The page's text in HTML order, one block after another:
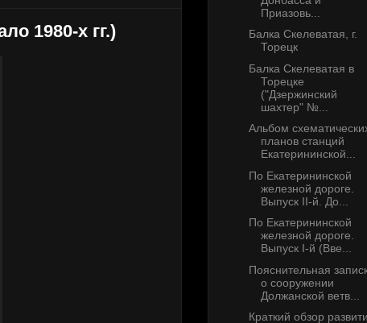
1980-х гг.)
Приазовь...
Балка Скелеватая, г.
Торецк
Балка Скелеватая в
Торецке
("Дзержинский
шахтер" №...
Альбом
планов станций
Екатерининской...
По Екатерининской
железной дороге.
Выпуск II-й. До...
По Екатерининской
железной дороге.
Выпуск I-й (Вве...
Пояснительная
о сооружении
Должанской ветв...
Краткий обзор